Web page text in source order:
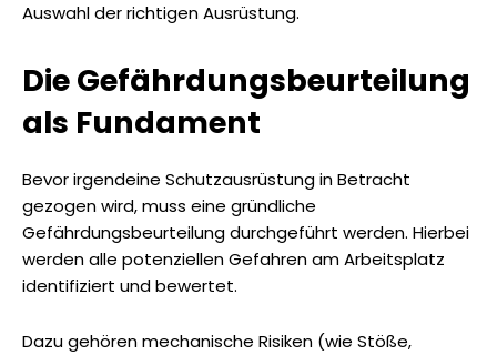
Auswahl der richtigen Ausrüstung.
Die Gefährdungsbeurteilung
als Fundament
Bevor irgendeine Schutzausrüstung in Betracht
gezogen wird, muss eine gründliche
Gefährdungsbeurteilung durchgeführt werden. Hierbei
werden alle potenziellen Gefahren am Arbeitsplatz
identifiziert und bewertet.
Dazu gehören mechanische Risiken (wie Stöße,